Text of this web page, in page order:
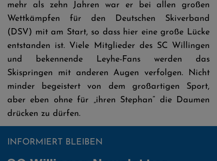
mehr als zehn Jahren war er bei allen großen
Wettkämpfen für den Deutschen Skiverband
(DSV) mit am Start, so dass hier eine große Lücke
entstanden ist. Viele Mitglieder des SC Willingen
und bekennende Leyhe-Fans werden das
Skispringen mit anderen Augen verfolgen. Nicht
minder begeistert von dem großartigen Sport,
aber eben ohne für „ihren Stephan“ die Daumen
drücken zu dürfen.
INFORMIERT BLEIBEN